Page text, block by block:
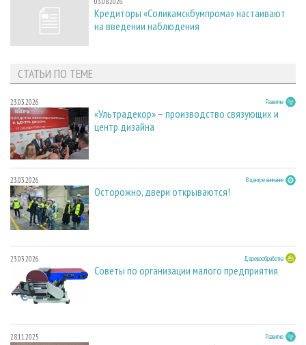
Кредиторы «Соликамскбумпрома» настаивают
на введении наблюдения
СТАТЬИ ПО ТЕМЕ
23.03.2026 Развитие
«Ультрадекор» – производство связующих и
центр дизайна
23.03.2026 В центре внимания
Осторожно, двери открываются!
23.03.2026 Деревообработка
Советы по организации малого предприятия
28.11.2025 Развитие